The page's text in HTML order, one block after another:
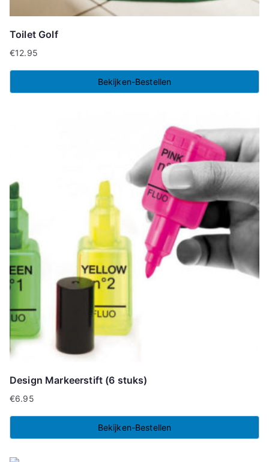
Toilet Golf
€12.95
Bekijken-Bestellen
Design Markeerstift (6 stuks)
€6.95
Bekijken-Bestellen